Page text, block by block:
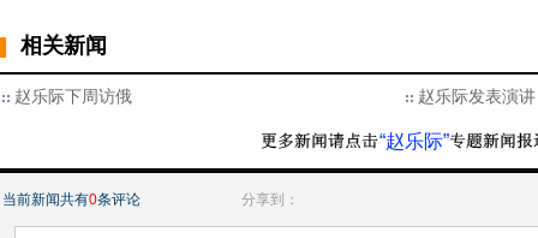
相关新闻
赵乐际下周访俄 赵乐际发表演讲
“赵乐际”
当前新闻共有0条评论 分享到：